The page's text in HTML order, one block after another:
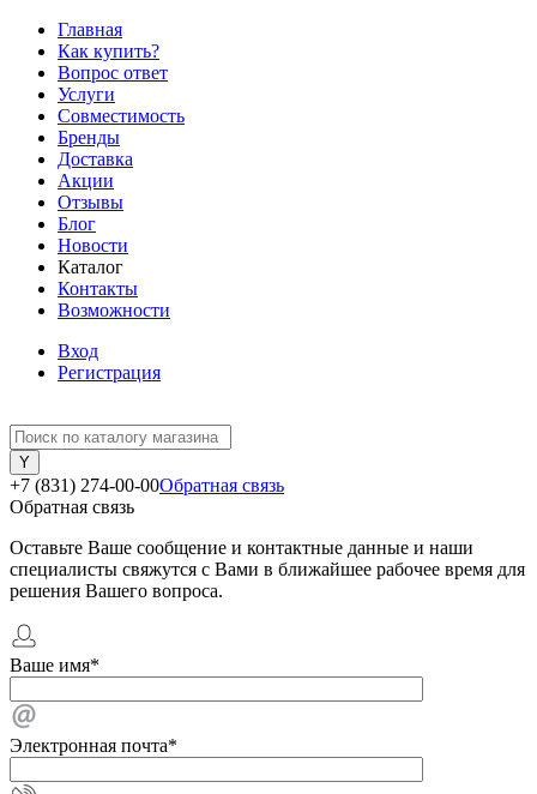
Главная
Как купить?
Вопрос ответ
Услуги
Совместимость
Бренды
Доставка
Акции
Отзывы
Блог
Новости
Каталог
Контакты
Возможности
Вход
Регистрация
+7 (831) 274-00-00Обратная связь
Обратная связь
Оставьте Ваше сообщение и контактные данные и наши
специалисты свяжутся с Вами в ближайшее рабочее время для
решения Вашего вопроса.
Ваше имя*
Электронная почта*